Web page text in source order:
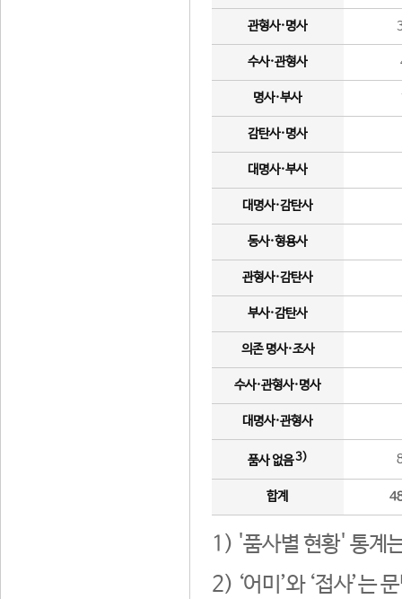
관형사·명사
수사·관형사
명사·부사
감탄사·명사
대명사·부사
대명사·감탄사
동사·형용사
관형사·감탄사
부사·감탄사
의존 명사·조사
수사·관형사·명사
대명사·관형사
품사 없음3)
합계
1) '품사별 현황' 통계
2) ‘어미’와 ‘접사’는